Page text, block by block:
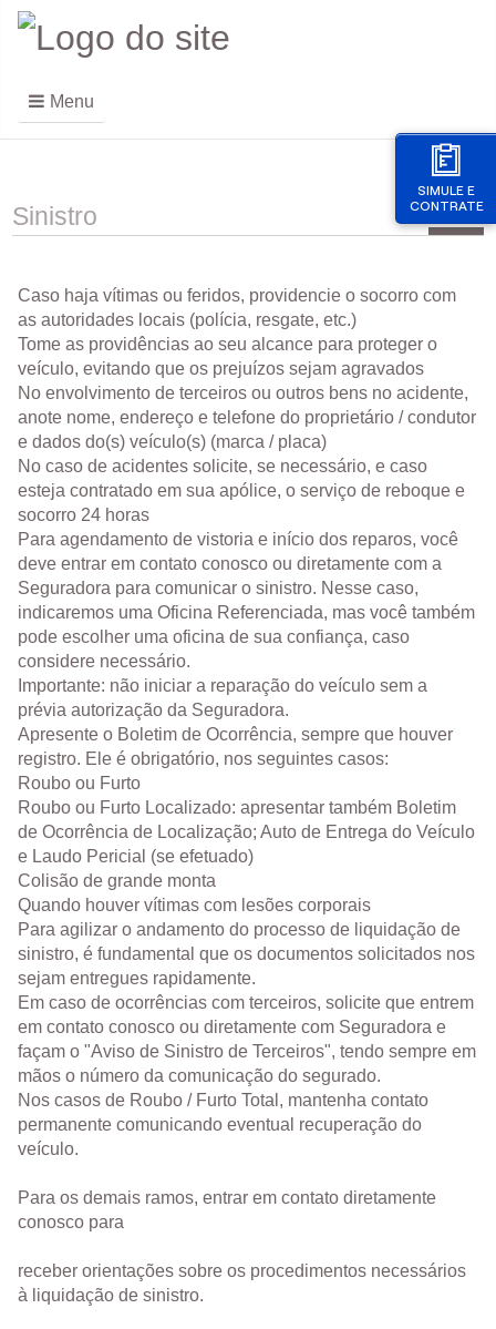
SIMULE E
CONTRATE
Menu
Sinistro
Caso haja vítimas ou feridos, providencie o socorro com
as autoridades locais (polícia, resgate, etc.)
Tome as providências ao seu alcance para proteger o
veículo, evitando que os prejuízos sejam agravados
No envolvimento de terceiros ou outros bens no acidente,
anote nome, endereço e telefone do proprietário / condutor
e dados do(s) veículo(s) (marca / placa)
No caso de acidentes solicite, se necessário, e caso
esteja contratado em sua apólice, o serviço de reboque e
socorro 24 horas
Para agendamento de vistoria e início dos reparos, você
deve entrar em contato conosco ou diretamente com a
Seguradora para comunicar o sinistro. Nesse caso,
indicaremos uma Oficina Referenciada, mas você também
pode escolher uma oficina de sua confiança, caso
considere necessário.
Importante: não iniciar a reparação do veículo sem a
prévia autorização da Seguradora.
Apresente o Boletim de Ocorrência, sempre que houver
registro. Ele é obrigatório, nos seguintes casos:
Roubo ou Furto
Roubo ou Furto Localizado: apresentar também Boletim
de Ocorrência de Localização; Auto de Entrega do Veículo
e Laudo Pericial (se efetuado)
Colisão de grande monta
Quando houver vítimas com lesões corporais
Para agilizar o andamento do processo de liquidação de
sinistro, é fundamental que os documentos solicitados nos
sejam entregues rapidamente.
Em caso de ocorrências com terceiros, solicite que entrem
em contato conosco ou diretamente com Seguradora e
façam o "Aviso de Sinistro de Terceiros", tendo sempre em
mãos o número da comunicação do segurado.
Nos casos de Roubo / Furto Total, mantenha contato
permanente comunicando eventual recuperação do
veículo.
Para os demais ramos, entrar em contato diretamente
conosco para
receber orientações sobre os procedimentos necessários
à liquidação de sinistro.